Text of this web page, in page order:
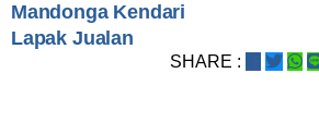
Mandonga Kendari
Lapak Jualan
SHARE :